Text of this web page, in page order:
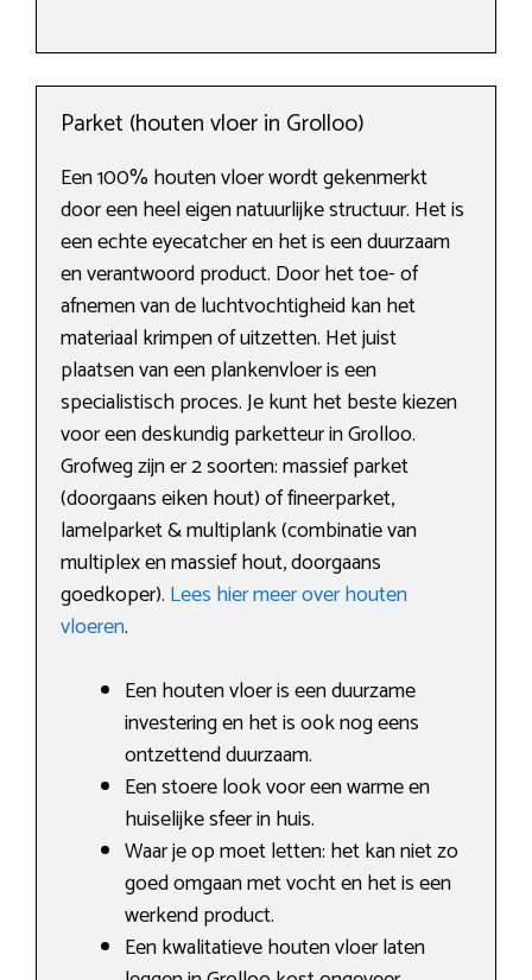
Parket (houten vloer in Grolloo)
Een 100% houten vloer wordt gekenmerkt
door een heel eigen natuurlijke structuur. Het is
een echte eyecatcher en het is een duurzaam
en verantwoord product. Door het toe- of
afnemen van de luchtvochtigheid kan het
materiaal krimpen of uitzetten. Het juist
plaatsen van een plankenvloer is een
specialistisch proces. Je kunt het beste kiezen
voor een deskundig parketteur in Grolloo.
Grofweg zijn er 2 soorten: massief parket
(doorgaans eiken hout) of fineerparket,
lamelparket & multiplank (combinatie van
multiplex en massief hout, doorgaans
goedkoper). Lees hier meer over houten
vloeren.
Een houten vloer is een duurzame
investering en het is ook nog eens
ontzettend duurzaam.
Een stoere look voor een warme en
huiselijke sfeer in huis.
Waar je op moet letten: het kan niet zo
goed omgaan met vocht en het is een
werkend product.
Een kwalitatieve houten vloer laten